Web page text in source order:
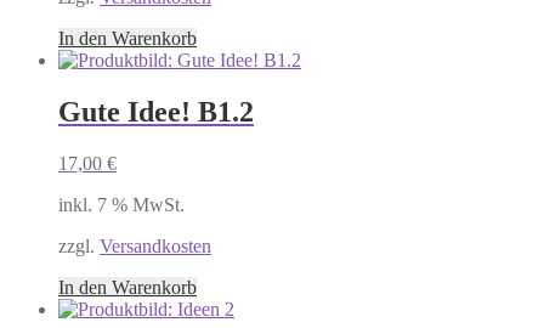
In den Warenkorb
Gute Idee! B1.2
17,00 €
inkl. 7 % MwSt.
zzgl. Versandkosten
In den Warenkorb